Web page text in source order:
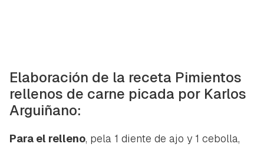
Elaboración de la receta Pimientos
rellenos de carne picada por Karlos
Arguiñano:
Para el relleno, pela 1 diente de ajo y 1 cebolla,